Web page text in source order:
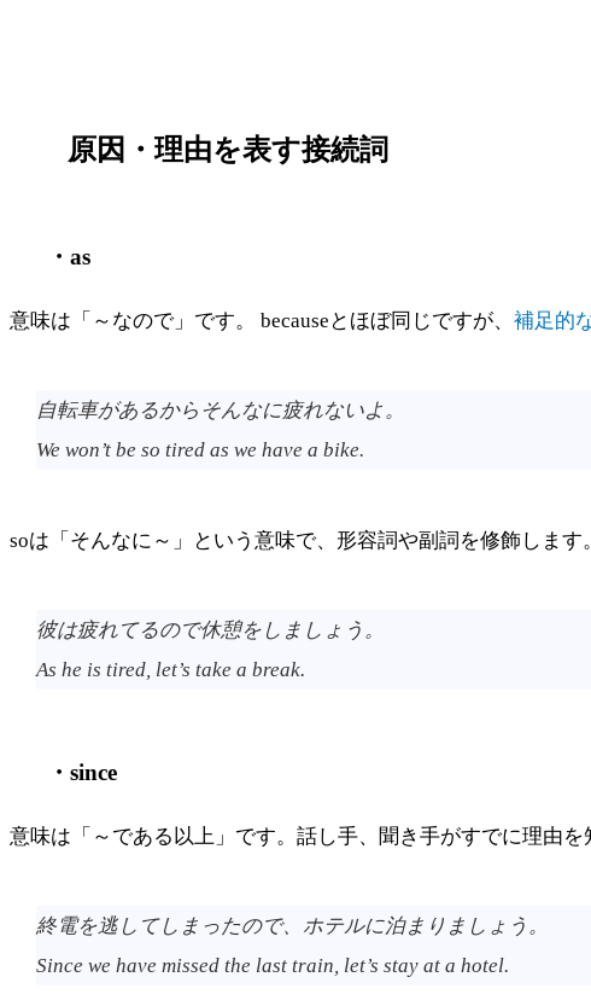
原因・理由を表す接続詞
・as
意味は「～なので」です。 becauseとほぼ同じですが、 補足的
自転車があるからそんなに疲れないよ。
We won’t be so tired as we have a bike.
soは「そんなに～」という意味で、形容詞や副詞を修飾します。
彼は疲れてるので休憩をしましょう。
As he is tired, let’s take a break.
・since
意味は「～である以上」です。話し手、聞き手がすでに理由
終電を逃してしまったので、ホテルに泊まりましょう。
Since we have missed the last train, let’s stay at a hotel.